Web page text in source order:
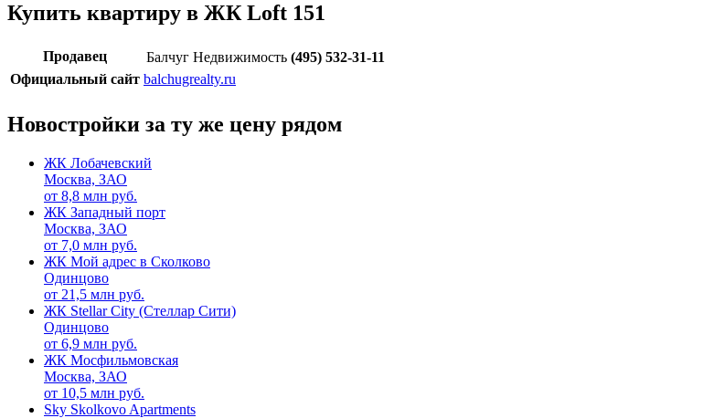
Купить квартиру в ЖК Loft 151
Продавец Балчуг Недвижимость (495) 532-31-11
Официальный сайт balchugrealty.ru
Новостройки за ту же цену рядом
ЖК Лобачевский
Москва, ЗАО
от 8,8 млн руб.
ЖК Западный порт
Москва, ЗАО
от 7,0 млн руб.
ЖК Мой адрес в Сколково
Одинцово
от 21,5 млн руб.
ЖК Stellar City (Стеллар Сити)
Одинцово
от 6,9 млн руб.
ЖК Мосфильмовская
Москва, ЗАО
от 10,5 млн руб.
Sky Skolkovo Apartments